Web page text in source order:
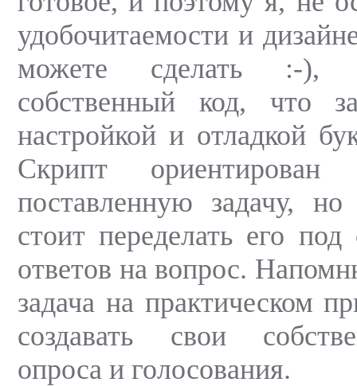
удобочитаемости и
можете сделать :-),
собственный код, что
настройкой и отладкой
Скрипт
поставленную задачу,
стоит переделать его под
ответов на вопрос.
задача на практическом
создавать свои
опроса и голосования.